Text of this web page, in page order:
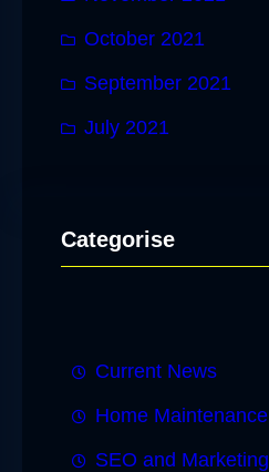
October 2021
September 2021
July 2021
Categorise
Current News
Home Maintenance
SEO and Marketing